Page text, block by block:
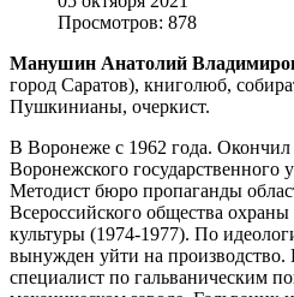
Просмотров: 878
Манушин Анатолий
город Саратов), книголюб,
Пушкинианы, очеркист.
В Воронеже с 1962 года. Окончил
Воронежского государственного
Методист бюро пропаганды
Всероссийского общества
культуры (1974-1977). По
вынужден уйти на производство.
специалист по гальваническим